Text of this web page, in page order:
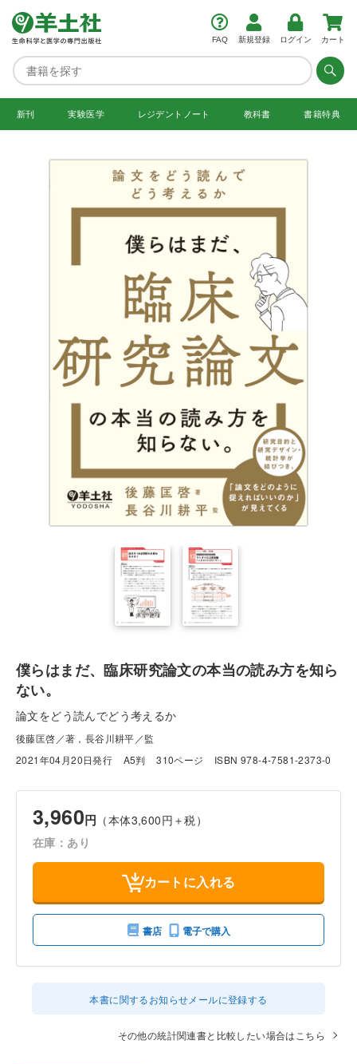
FAQ 新規登録 ログイン カート
新刊 実験医学 レジデント ノート 教科書 書籍特典
僕らはまだ、臨床研究論文の本当の読み方を知ら
ない。
論文をどう読んでどう考えるか
後藤匡啓／著，長谷川耕平／監
2021年04月20日発行
A5判 310ページ ISBN 978-4-7581-2373-0
3,960円 （本体3,600円＋税）
在庫：あり
カートに入れる
書店 電子で購入
本書に関するお知らせメールに登録する
その他の統計関連書と比較したい場合はこちら